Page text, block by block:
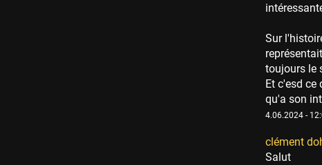
Sur
toujours le
Et c'esd ce
qu'a son
4.06.2024 -
clément
Salut